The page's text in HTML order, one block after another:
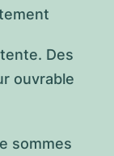
Des
ouvrable
sommes